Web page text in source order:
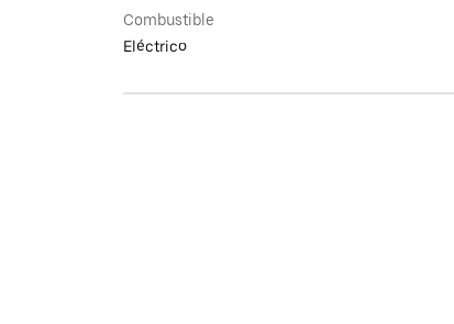
Combustible
Eléctrico